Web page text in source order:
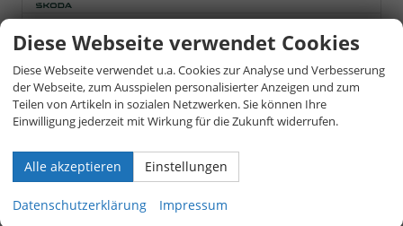
Volkswagen
GEBRAUCHTFAHRZEUGE
Audi
Q3(3)
Cupra
Diese Webseite verwendet Cookies
Diese Webseite verwendet u.a. Cookies zur Analyse und Verbesserung
der Webseite, zum Ausspielen personalisierter Anzeigen und zum
Teilen von Artikeln in sozialen Netzwerken. Sie können Ihre
Einwilligung jederzeit mit Wirkung für die Zukunft widerrufen.
Alle akzeptieren Einstellungen
Datenschutzerklärung Impressum